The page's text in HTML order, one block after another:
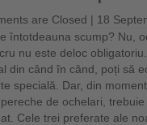
are Closed | 18
întotdeauna scump? Nu,
nu este deloc
din când în când, poți să
specială. Dar, din
de ochelari,
Cele trei preferate ale